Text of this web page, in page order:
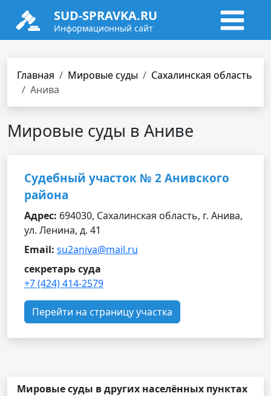
SUD-SPRAVKA.RU
Информационный сайт
Главная Мировые суды
Сахалинская область
Анива
Мировые суды в Аниве
Судебный участок № 2 Анивского
района
Адрес: 694030, Сахалинская область, г. Анива,
ул. Ленина, д. 41
Email: su2aniva@mail.ru
секретарь суда
+7 (424) 414-2579
Перейти на страницу участка
Мировые суды в других населённых пунктах